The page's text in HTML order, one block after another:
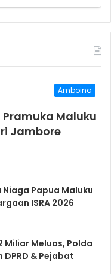
Amboina
Maluku
Jambore
Papua Maluku
ISRA 2026
Miliar Meluas, Polda
DPRD & Pejabat